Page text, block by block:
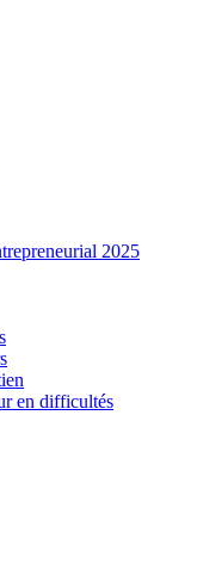
2025
en difficultés